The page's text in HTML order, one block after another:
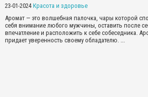
23-01-2024 Красота и здоровье
Аромат — это волшебная палочка, чары которой
себя внимание любого мужчины, оставить после
впечатление и расположить к себе собеседника.
придает уверенность своему обладателю. ...